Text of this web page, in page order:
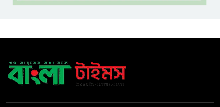
সোমবার, জানা যাবে ৩ উপায়ে
একই খাটে মা-ছেলের লাশ, শিশুর
মৃত্যু
মাকে খুঁজতে এসে মিলল পলিথিনে
মোড়ানো মরদেহ, মেলেনি মাথা ও